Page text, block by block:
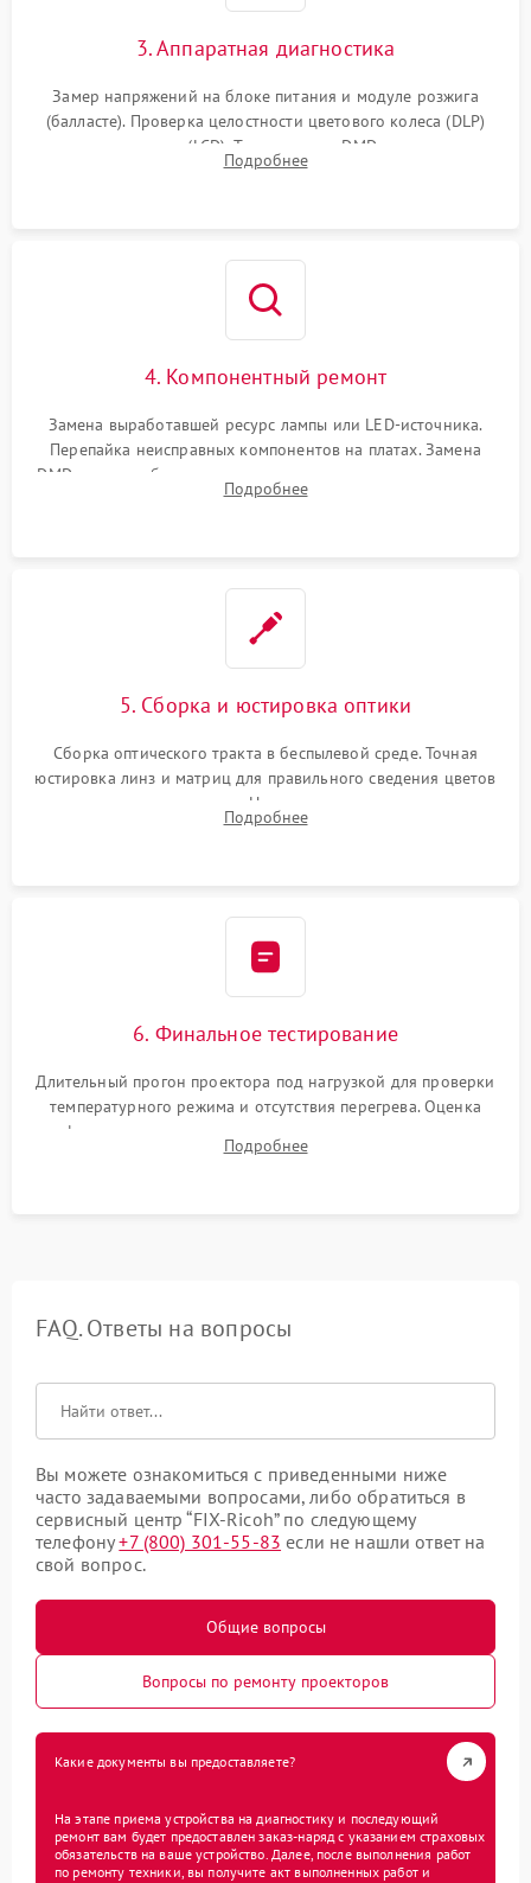
3. Аппаратная диагностика
Замер напряжений на блоке питания и модуле розжига
(балласте). Проверка целостности цветового колеса (DLP)
или поляризаторов (LCD). Тестирование DMD-чипа, датчиков
температуры и оптопар с помощью мультиметра и
Подробнее
4. Компонентный ремонт
Замена выработавшей ресурс лампы или LED-источника.
Перепайка неисправных компонентов на платах. Замена
DMD-чипа при битых пикселях, установка нового цветового
колеса или восстановление сгоревших поляризационных
Подробнее
5. Сборка и юстировка оптики
Сборка оптического тракта в беспылевой среде. Точная
юстировка линз и матриц для правильного сведения цветов
и устранения размытия. Надежное подключение всех
шлейфов, установка датчиков и закрытие корпуса
Подробнее
6. Финальное тестирование
Длительный прогон проектора под нагрузкой для проверки
температурного режима и отсутствия перегрева. Оценка
фокуса, контрастности и цветопередачи на тестовых
таблицах. Проверка работы всех видеовходов и кнопок
Подробнее
FAQ. Ответы на вопросы
Вы можете ознакомиться с приведенными ниже
часто задаваемыми вопросами, либо обратиться в
сервисный центр “FIX-Ricoh” по следующему
телефону+7 (800) 301-55-83 если не нашли ответ на
свой вопрос.
Общие вопросы
Вопросы по ремонту проекторов
Какие документы вы предоставляете?
На этапе приема устройства на диагностику и последующий
ремонт вам будет предоставлен заказ-наряд с указанием страховых
обязательств на ваше устройство. Далее, после выполнения работ
по ремонту техники, вы получите акт выполненных работ и